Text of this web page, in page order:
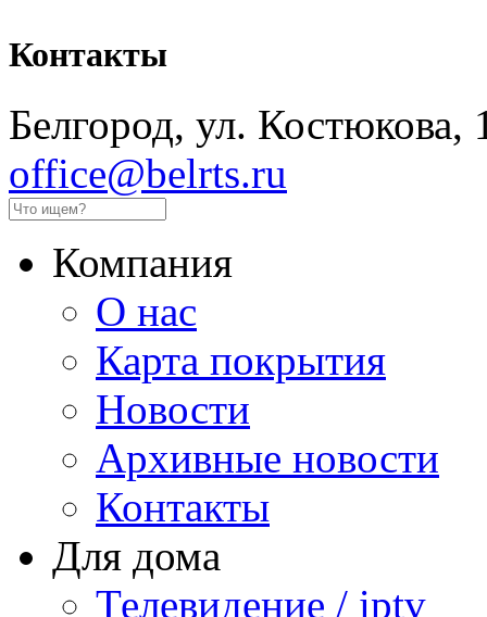
Контакты
Белгород, ул.
office@belrts.ru
Компания
О нас
Карта покрытия
Новости
Архивные новости
Контакты
Для дома
Телевидение / iptv